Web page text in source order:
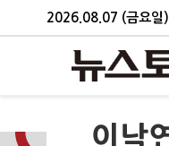
2026.08.07 (금요일)
이낙